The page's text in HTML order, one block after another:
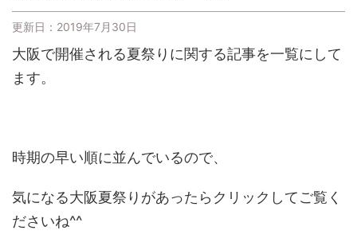
更新日： 2019年7月30日
大阪で開催される夏祭りに関する記事を一覧にして
ます。
時期の早い順に並んでいるので、
気になる大阪夏祭りがあったらクリックしてご覧く
ださいね^^